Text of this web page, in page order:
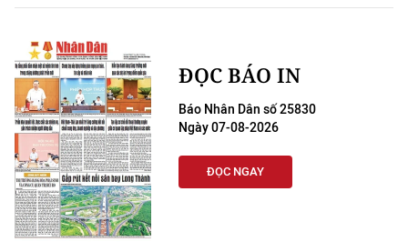
ĐỌC BÁO IN
Báo Nhân Dân số 25830
Ngày 07-08-2026
ĐỌC NGAY